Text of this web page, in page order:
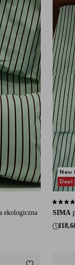
ekologiczna
SIMA
4,3
New
Deal
140X200